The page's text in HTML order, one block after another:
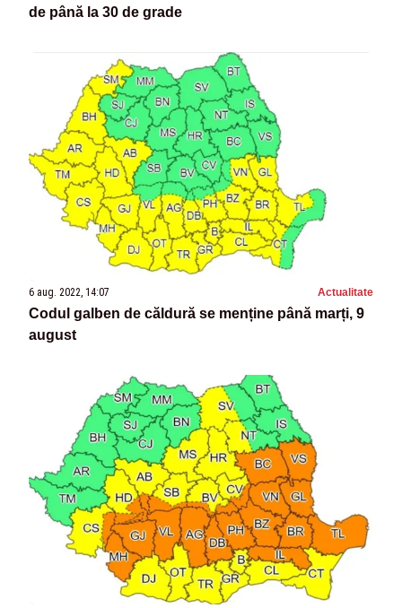
de până la 30 de grade
6 aug. 2022, 14:07 Actualitate
Codul galben de căldură se menține până marți, 9
august